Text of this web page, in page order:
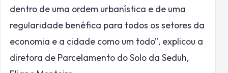
dentro de uma ordem urbanística e de uma
regularidade benéfica para todos os setores da
economia e a cidade como um todo”, explicou a
diretora de Parcelamento do Solo da Seduh,